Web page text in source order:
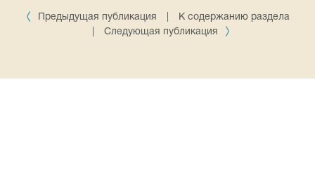
Предыдущая публикация
К содержанию раздела
Следующая публикация